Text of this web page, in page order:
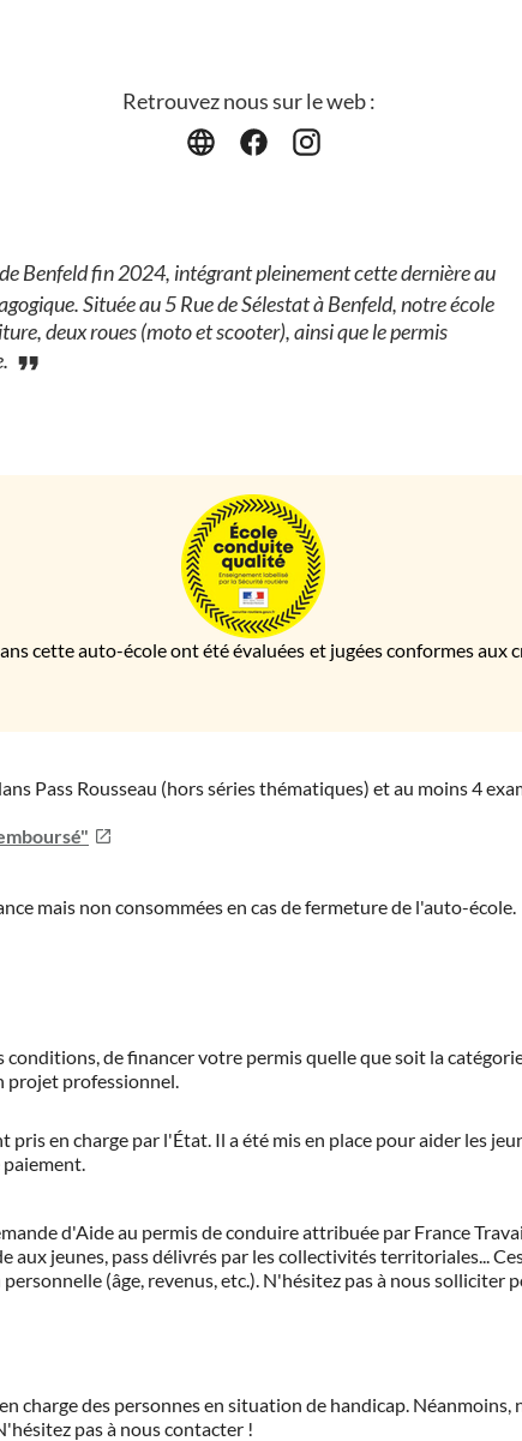
Retrouvez nous sur le web :
Benfeld fin 2024, intégrant pleinement cette dernière au
Située au 5 Rue de Sélestat à Benfeld, notre école
deux roues (moto et scooter), ainsi que le permis
cette auto-école ont été évaluées et jugées conformes aux
Pass Rousseau (hors séries thématiques) et au moins 4
mais non consommées en cas de fermeture de l'auto-école.
de financer votre permis quelle que soit la
projet professionnel.
en charge par l'État. Il a été mis en place pour aider les
d'Aide au permis de conduire attribuée par France
aux jeunes, pass délivrés par les collectivités territoriales...
(âge, revenus, etc.). N'hésitez pas à nous solliciter
charge des personnes en situation de handicap.
pas à nous contacter !